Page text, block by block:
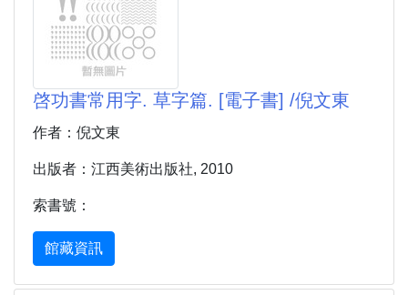
啓功書常用字. 草字篇. [電子書] /倪文東
作者：倪文東
出版者：江西美術出版社, 2010
索書號：
館藏資訊